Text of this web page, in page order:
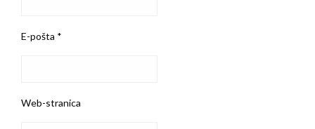
E-pošta *
Web-stranica